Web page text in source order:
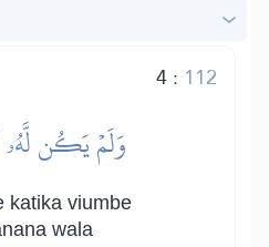
4: 112
وَلَمۡ يَكُن
katika viumbe
wala